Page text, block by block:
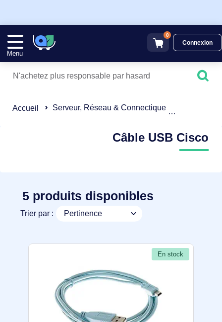
Menu
0
Connexion
Accueil Serveur, Réseau & Connectique
Câble USB Cisco
5 produits disponibles
Trier par :
En stock